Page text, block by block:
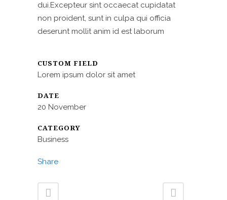
dui.Excepteur sint occaecat cupidatat
non proident, sunt in culpa qui officia
deserunt mollit anim id est laborum
CUSTOM FIELD
Lorem ipsum dolor sit amet
DATE
20 November
CATEGORY
Business
Share